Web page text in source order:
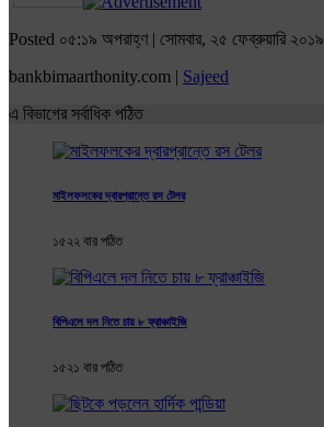
Posted ০৫:১৯ অপরাহ্ণ | সোমবার, ২৫ ফেব্রুয়ারি ২০১৯
bankbimaarthonity.com | Sajeed
এ বিভাগের সর্বাধিক পঠিত
মাইলফলকের দ্বারপ্রান্তে রস টেলর
১৫২২ বার পঠিত
বিপিএলে দল নিতে চায় ৮ ফ্রাঞ্চাইজি
১৫২১ বার পঠিত